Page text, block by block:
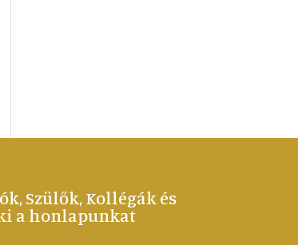
Szülők, Kollégák és
a honlapunkat